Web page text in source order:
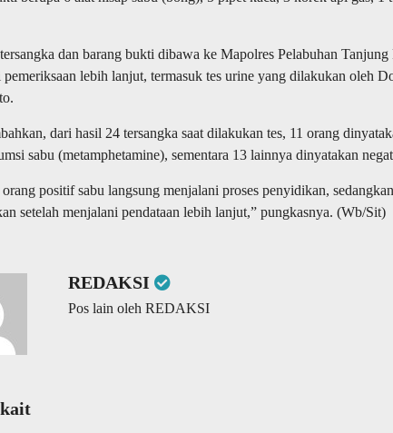
dan barang bukti dibawa ke Mapolres Pelabuhan Tanjung
pemeriksaan lebih lanjut, termasuk tes urine yang dilakukan oleh
dari hasil 24 tersangka saat dilakukan tes, 11 orang
sabu (metamphetamine), sementara 13 lainnya dinyatakan
orang positif sabu langsung menjalani proses penyidikan,
setelah menjalani pendataan lebih lanjut,” pungkasnya. (Wb/Sit)
REDAKSI
Pos lain oleh REDAKSI